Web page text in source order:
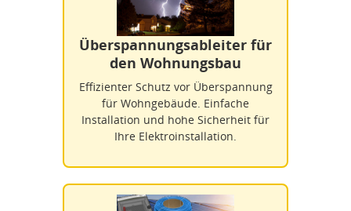
Überspannungsableiter für
den Wohnungsbau
Effizienter Schutz vor Überspannung
für Wohngebäude. Einfache
Installation und hohe Sicherheit für
Ihre Elektroinstallation.